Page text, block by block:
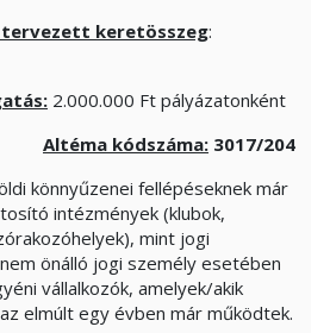
tervezett keretösszeg:
2.000.000 Ft pályázatonként
Altéma kódszáma: 3017/204
könnyűzenei fellépéseknek már
intézmények (klubok,
mint jogi
önálló jogi személy esetében
vállalkozók, amelyek/akik
elmúlt egy évben már működtek.